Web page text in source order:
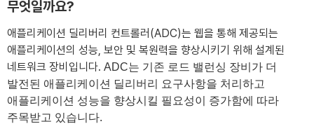
무엇일까요?
애플리케이션 딜리버리 컨트롤러(ADC)는 웹을 통해 제공되는
애플리케이션의 성능, 보안 및 복원력을 향상시키기 위해 설계된
네트워크 장비입니다. ADC는 기존 로드 밸런싱 장비가 더
발전된 애플리케이션 딜리버리 요구사항을 처리하고
애플리케이션 성능을 향상시킬 필요성이 증가함에 따라
주목받고 있습니다.